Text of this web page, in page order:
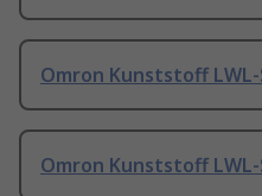
Omron Kunststoff LWL-
Omron Kunststoff